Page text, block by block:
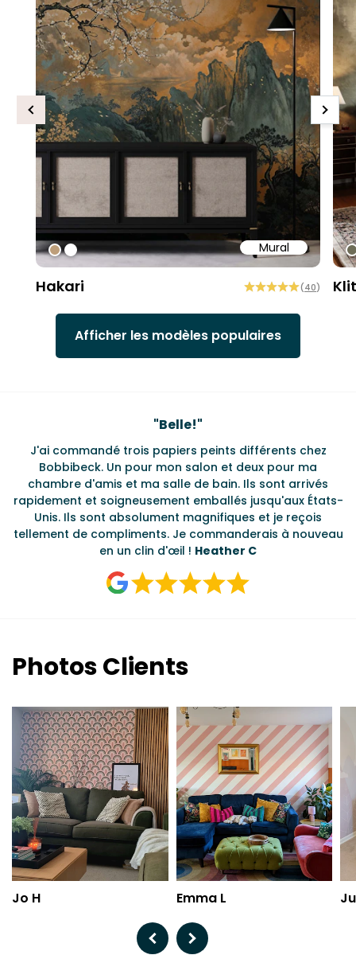
Mural
#bd9e7a
#ffffff
Hakari (40)
Previous Next
Afficher les modèles populaires
"Belle!"
J'ai commandé trois papiers peints différents chez
Bobbibeck. Un pour mon salon et deux pour ma
chambre d'amis et ma salle de bain. Ils sont arrivés
rapidement et soigneusement emballés jusqu'aux États-
Unis. Ils sont absolument magnifiques et je reçois
tellement de compliments. Je commanderais à nouveau
en un clin d'œil ! Heather C
Photos Clients
Jo H Emma L
PreviousNext